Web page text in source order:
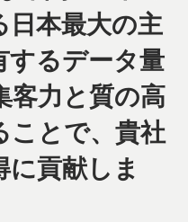
日本最大の主
するデータ量
客力と質の高
ことで、貴社
貢献しま